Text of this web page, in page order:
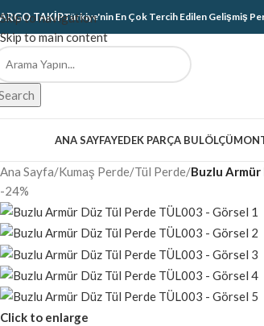
Skip to navigation
Skip to main content
TAKIPTürkiye'nin En Çok Tercih Edilen Gelişmiş
ANA SAYFAYEDEK PARÇA BULÖLÇÜ
Ana Sayfa/Kumaş Perde/Tül Perde/Buzlu Armür
-24%
Click to enlarge